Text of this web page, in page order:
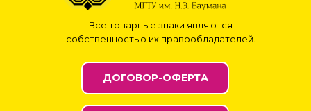
Все товарные знаки являются
собственностью их правообладателей.
ДОГОВОР-ОФЕРТА